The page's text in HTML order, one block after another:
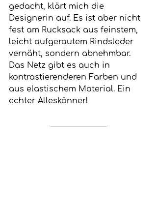
gedacht, klärt mich die
Designerin auf. Es ist aber nicht
fest am Rucksack aus feinstem,
leicht aufgerautem Rindsleder
vernäht, sondern abnehmbar.
Das Netz gibt es auch in
kontrastierenderen Farben und
aus elastischem Material. Ein
echter Alleskönner!